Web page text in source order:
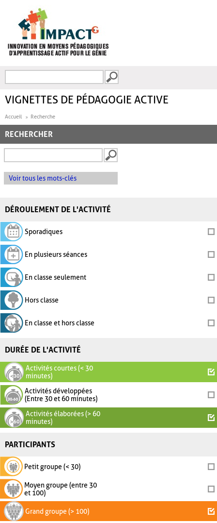
FORMULAIRE DE
VIGNETTES DE PÉDAGOGIE ACTIVE
Accueil Recherche
RECHERCHER
Voir tous les mots-clés
DÉROULEMENT DE L'ACTIVITÉ
Sporadiques
En plusieurs séances
En classe seulement
Hors classe
En classe et hors classe
DURÉE DE L'ACTIVITÉ
Activités courtes (< 30
minutes)
Activités développées
(Entre 30 et 60 minutes)
Activités élaborées (> 60
minutes)
PARTICIPANTS
Petit groupe (< 30)
Moyen groupe (entre 30
et 100)
Grand groupe (> 100)